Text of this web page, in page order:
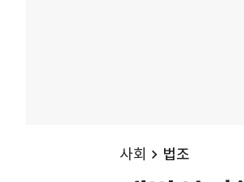
사회 법조